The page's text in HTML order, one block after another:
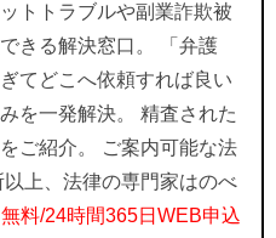
トトラブルや副業詐欺被
きる解決窓口。 「弁護
てどこへ依頼すれば良い
を一発解決。 精査された
ご紹介。 ご案内可能な法
上、法律の専門家はのべ
料/24時間365日WEB申込